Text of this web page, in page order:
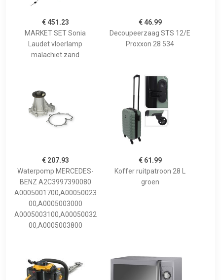
€ 451.23
MARKET SET Sonia
Laudet vloerlamp
malachiet zand
€ 46.99
Decoupeerzaag STS 12/E
Proxxon 28 534
€ 207.93
Waterpomp MERCEDES-
BENZ A2C3997390080
A0005001700,A00050023
00,A0005003000
A0005003100,A00050032
00,A0005003800
€ 61.99
Koffer ruitpatroon 28 L
groen